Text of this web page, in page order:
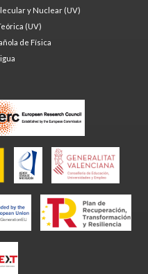
y Nuclear (UV)
(UV)
de Física